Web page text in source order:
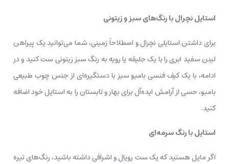
استایل نچرال با رنگ‌های سبز و زیتونی
برای داشتن استایلی نچرال و اصطلاحاً زمینی، شما می‌توانید یک پیراهن
لینن سفید ابری را با یک جلیقه یا رویه به رنگ سبز زیتونی ست کنید و در
ادامه، با یک کیف فنسی بامبو سبز با دستگیره‌ای از جنس چوب طبیعی
بامبو، حسی از آرامش ایده‌آل برای بهار و تابستان را به استایل خود اضافه
کنید.
استایل با رنگ سرمه‌ای
اگر مایل هستید که یک ست رویال و اشرافی داشته باشید، رنگ‌های تیره